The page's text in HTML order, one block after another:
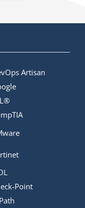
Artisan
Point